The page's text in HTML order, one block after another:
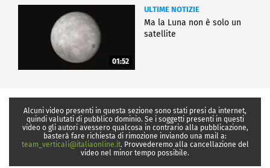
01:52
ULTIME NOTIZIE
Ma la Luna non è solo un
satellite
Alcuni video presenti in questa sezione sono stati presi da internet,
quindi valutati di pubblico dominio. Se i soggetti presenti in questi
video o gli autori avessero qualcosa in contrario alla pubblicazione,
basterà fare richiesta di rimozione inviando una mail a:
team_verticali@italiaonline.it. Provvederemo alla cancellazione del
video nel minor tempo possibile.